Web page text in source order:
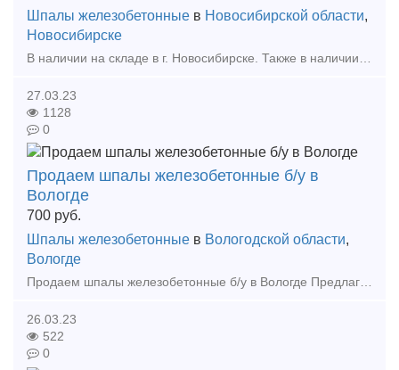
Шпалы железобетонные в Новосибирской области,
Новосибирске
27.03.23
1128
0
Продаем шпалы железобетонные б/у в
Вологде
700 руб.
Шпалы железобетонные в Вологодской области,
Вологде
Продаем шпалы железобетонные б/у в Вологде Предлагаем Шпалы железнодорожные железобетонные б/у в хорошем состоянии, в наличии на складе в г. Вологда. Условия доставки и оплаты ого
26.03.23
522
0